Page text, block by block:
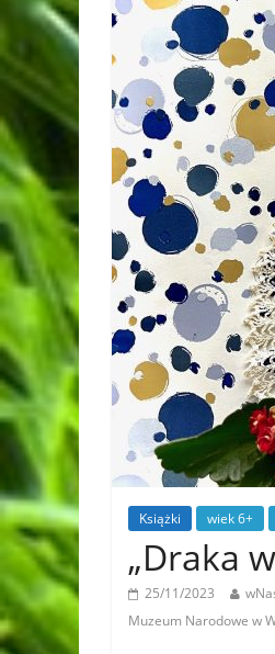
Książki wiek 6+
„Draka
25/11/2023
Muzeum Narodowe w